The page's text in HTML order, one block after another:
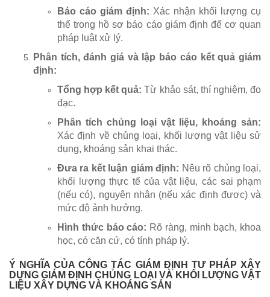
Báo cáo giám định: Xác nhận khối lượng cụ
thể trong hồ sơ báo cáo giám định để cơ quan
pháp luật xử lý.
Phân tích, đánh giá và lập báo cáo kết quả giám
định:
Tổng hợp kết quả: Từ khảo sát, thí nghiệm, đo
đạc.
Phân tích chủng loại vật liệu, khoáng sản:
Xác định về chủng loại, khối lượng vật liệu sử
dụng, khoáng sản khai thác.
Đưa ra kết luận giám định: Nêu rõ chủng loại,
khối lượng thực tế của vật liệu, các sai phạm
(nếu có), nguyên nhân (nếu xác định được) và
mức độ ảnh hưởng.
Hình thức báo cáo: Rõ ràng, minh bạch, khoa
học, có căn cứ, có tính pháp lý.
Ý NGHĨA CỦA CÔNG TÁC GIÁM ĐỊNH TƯ PHÁP XÂY
DỰNG GIÁM ĐỊNH CHỦNG LOẠI VÀ KHỐI LƯỢNG VẬT
LIỆU XÂY DỰNG VÀ KHOÁNG SẢN